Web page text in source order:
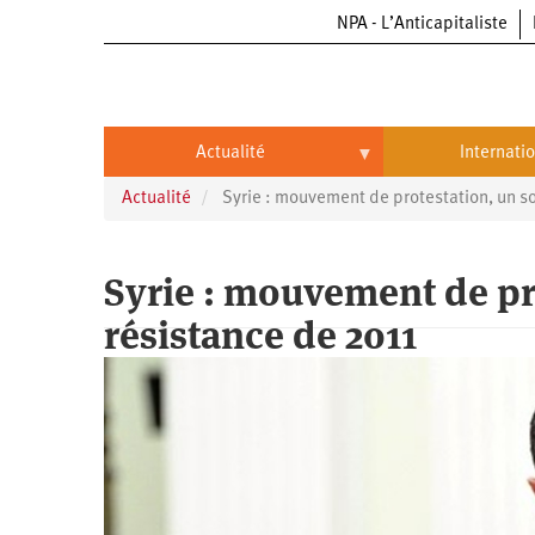
NPA - L’Anticapitaliste
Actualité
Actualité
Entreprises
Entreprises
Automobile
Oppressions
Oppressions
Économie
International
Chine
États-
Actualité Syrie : mouvement de protestation, un
Syrie : mouvement de
résistance de 2011